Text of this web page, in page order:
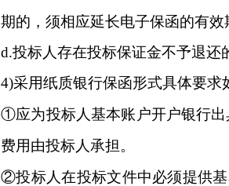
期的，须相应延长电子保函的有效
d.投标人存在投标保证金不予退
4)采用纸质银行保函形式具体要求
①应为投标人基本账户开户银行
费用由投标人承担。
②投标人在投标文件中必须提供